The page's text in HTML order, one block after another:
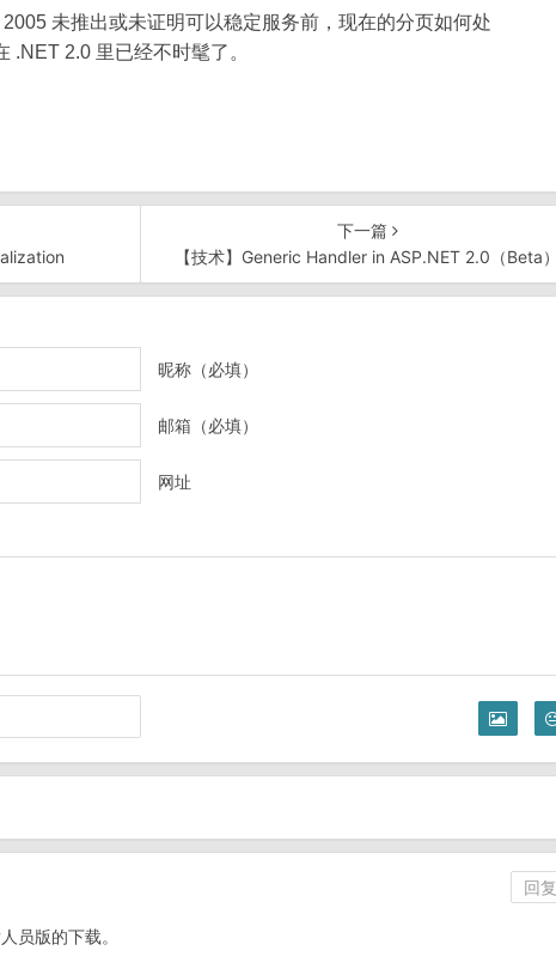
未推出或未证明可以稳定服务前，现在的分页如何处
2.0 里已经不时髦了。
下一篇
【技术】Generic Handler in ASP.NET 2.0（Beta）
昵称（必填）
邮箱（必填）
网址
回复
员版的下载。